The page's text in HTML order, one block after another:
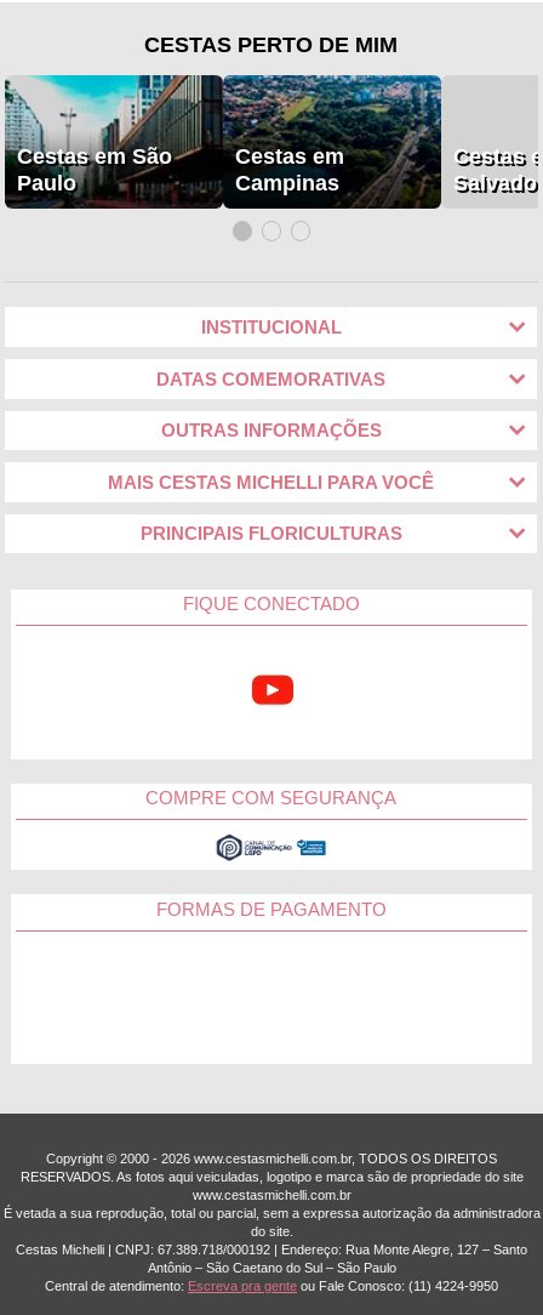
Michelli garante que você consiga presentear aquela amiga
coleções de cestas de café da manhã, Cestas de Chá da
Tarde, Cestas de Frutas, Cestas de Chocolates e Cestas
Gourmet. Estão imperdíveis.
Já ficou sabendo da grande novidade? Agora a Cestas
Michelli também é uma floricultura completa. É isso mesmo!
Combine o sabor inconfundível das nossas cestas de café da
manhã com flores plantadas, kits personalizados com
Acabou de navegar por todas as nossas coleções de cestas e
flores para presente, e nada agradou a pessoa homenageada?
Não precisa se preocupar, a Cestas Michelli tem a solução.
Em nossa seção monte o seu presente, é possível mesclar
chocolates, flores, bebidas, pelúcias e quitutes saudáveis para
criar o presente que ela merece!
Cestas de Café da Manhã em Patrocínio
A pessoa amada está celebrando uma grande conquista ou
uma data importante e você gostaria de participar desse
presenteá-la logo de manhã com uma das cestas de café da
manhã em Patrocínio da Cestas Michelli. Não há maneira
momento especial na sua vida.
Belo Horizonte
Contagem
Montes Claros
Outras Cidades
CESTAS PERTO DE MIM
Cestas em São
Paulo
Cestas em
Campinas
Cestas
INSTITUCIONAL
DATAS COMEMORATIVAS
OUTRAS INFORMAÇÕES
MAIS CESTAS MICHELLI PARA VOCÊ
PRINCIPAIS FLORICULTURAS
FIQUE CONECTADO
COMPRE COM SEGURANÇA
FORMAS DE PAGAMENTO
Copyright © 2000 - ­2026 www.cestasmichelli.com.br, TODOS OS DIREITOS
RESERVADOS. As fotos aqui veiculadas, logotipo e marca são de propriedade do site
www.cestasmichelli.com.br
É vetada a sua reprodução, total ou parcial, sem a expressa autorização da administradora
do site.
Cestas Michelli | CNPJ: 67.389.718/0001­92 | Endereço: Rua Monte Alegre, 127 – Santo
Antônio – São Caetano do Sul – São Paulo
Central de atendimento: Escreva pra gente ou Fale Conosco: (11) 4224-9950